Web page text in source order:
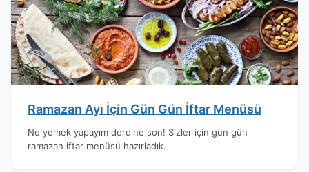
Ramazan Ayı İçin Gün Gün İftar Menüsü
Ne yemek yapayım derdine son! Sizler için gün gün
ramazan iftar menüsü hazırladık.